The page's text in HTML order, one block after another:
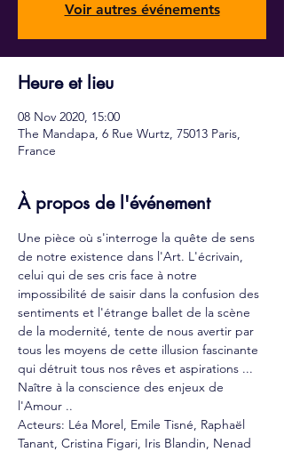
Voir autres événements
Heure et lieu
08 Nov 2020, 15:00
The Mandapa, 6 Rue Wurtz, 75013 Paris,
France
À propos de l'événement
Une pièce où s'interroge la quête de sens
de notre existence dans l'Art. L'écrivain,
celui qui de ses cris face à notre
impossibilité de saisir dans la confusion des
sentiments et l'étrange ballet de la scène
de la modernité, tente de nous avertir par
tous les moyens de cette illusion fascinante
qui détruit tous nos rêves et aspirations ...
Naître à la conscience des enjeux de
l'Amour ..
Acteurs: Léa Morel, Emile Tisné, Raphaël
Tanant, Cristina Figari, Iris Blandin, Nenad